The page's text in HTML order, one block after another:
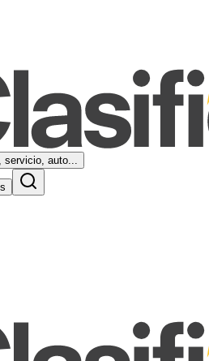
servicio, auto...